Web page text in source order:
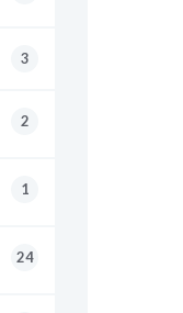
3
2
1
24